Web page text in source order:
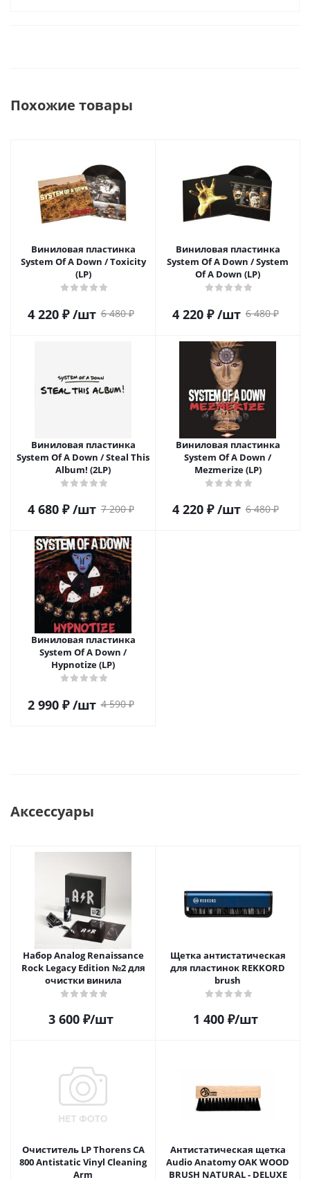
Похожие товары
Виниловая пластинка
System Of A Down / Toxicity
(LP)
4 220₽ /шт 6 480₽
Виниловая пластинка
System Of A Down / System
Of A Down (LP)
4 220₽ /шт 6 480₽
Виниловая пластинка
System Of A Down / Steal This
Album! (2LP)
4 680₽ /шт 7 200₽
Виниловая пластинка
System Of A Down /
Mezmerize (LP)
4 220₽ /шт 6 480₽
Виниловая пластинка
System Of A Down /
Hypnotize (LP)
2 990₽ /шт 4 590₽
Аксессуары
Набор Analog Renaissance
Rock Legacy Edition №2 для
очистки винила
3 600₽/шт
Щетка антистатическая
для пластинок REKKORD
brush
1 400₽/шт
Очиститель LP Thorens CA
800 Antistatic Vinyl Cleaning
Arm
Антистатическая щетка
Audio Anatomy OAK WOOD
BRUSH NATURAL - DELUXE